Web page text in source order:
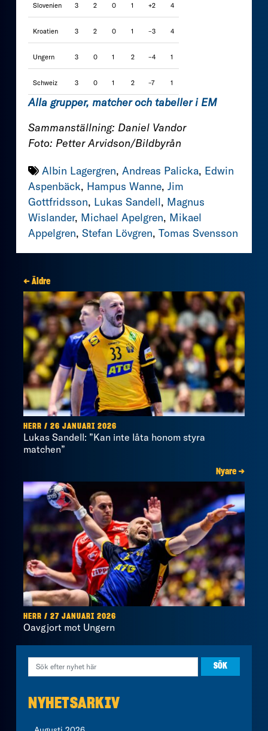
Slovenien 3 2 0 1 +2 4
Kroatien 3 2 0 1 –3 4
Ungern 3 0 1 2 –4 1
Schweiz 3 0 1 2 –7 1
Alla grupper, matcher och tabeller i EM
Sammanställning: Daniel Vandor
Foto: Petter Arvidson/Bildbyrån
Albin Lagergren, Andreas Palicka, Edwin
Aspenbäck, Hampus Wanne, Jim
Gottfridsson, Lukas Sandell, Magnus
Wislander, Michael Apelgren, Mikael
Appelgren, Stefan Lövgren, Tomas Svensson
← Äldre
HERR / 26 JANUARI 2026
Lukas Sandell: ”Kan inte låta honom styra
matchen”
Nyare →
HERR / 27 JANUARI 2026
Oavgjort mot Ungern
NYHETSARKIV